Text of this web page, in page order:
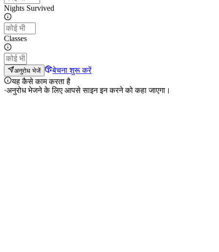
Nights Survived
Classes
अनुरोध भेजें
बेचना शुरू करें
यह कैसे काम करता है
·अनुरोध भेजने के लिए आपसे साइन इन करने को कहा जाएगा।